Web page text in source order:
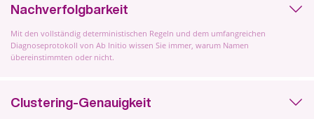
Nachverfolgbarkeit
Mit den vollständig deterministischen Regeln und dem umfangreichen
Diagnoseprotokoll von Ab Initio wissen Sie immer, warum Namen
übereinstimmten oder nicht.
Clustering-Genauigkeit